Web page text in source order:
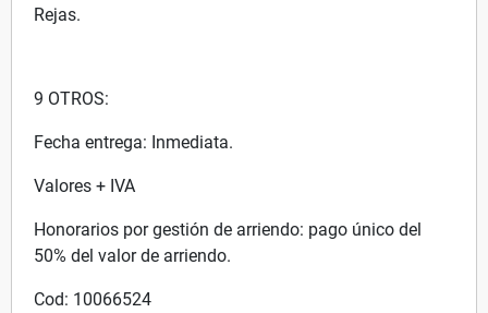
Rejas.
9 OTROS:
Fecha entrega: Inmediata.
Valores + IVA
Honorarios por gestión de arriendo: pago único del
50% del valor de arriendo.
Cod: 10066524